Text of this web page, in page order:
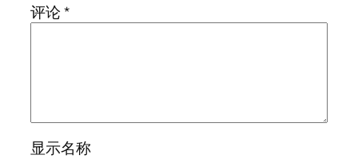
评论*
显示名称